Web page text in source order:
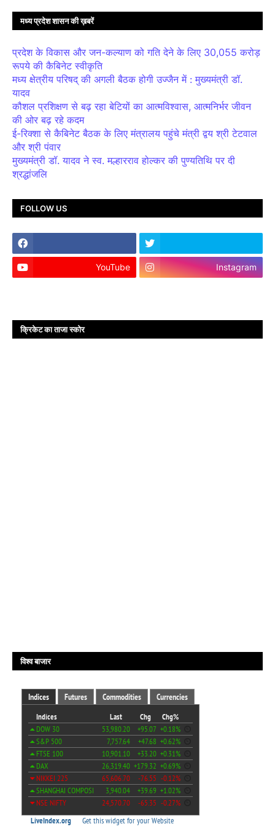
मध्य प्रदेश शासन की ख़बरें
प्रदेश के विकास और जन-कल्याण को गति देने के लिए 30,055 करोड़
रूपये की कैबिनेट स्वीकृति
मध्य क्षेत्रीय परिषद् की अगली बैठक होगी उज्जैन में : मुख्यमंत्री डॉ.
यादव
कौशल प्रशिक्षण से बढ़ रहा बेटियों का आत्मविश्वास, आत्मनिर्भर जीवन
की ओर बढ़ रहे कदम
ई-रिक्शा से कैबिनेट बैठक के लिए मंत्रालय पहुंचे मंत्री द्वय श्री टेटवाल
और श्री पंवार
मुख्यमंत्री डॉ. यादव ने स्व. मल्हारराव होल्कर की पुण्यतिथि पर दी
श्रद्धांजलि
FOLLOW US
YouTube Instagram
क्रिकेट का ताजा स्कोर
विश्व बाजार